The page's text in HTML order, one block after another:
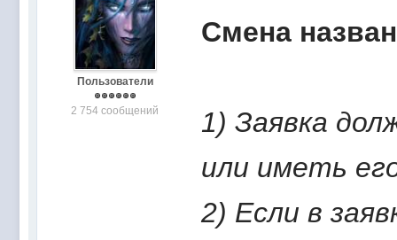
Пользователи
2 754 сообщений
Смена
1) Заявка
или иметь
2) Если в